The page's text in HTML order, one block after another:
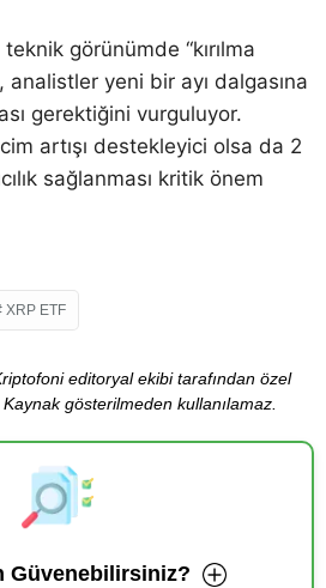
görünümde “kırılma
analistler yeni bir ayı dalgasına
gerektiğini vurguluyor.
artışı destekleyici olsa da 2
sağlanması kritik önem
XRP ETF
editoryal ekibi tarafından özel
Kaynak gösterilmeden kullanılamaz.
Güvenebilirsiniz?